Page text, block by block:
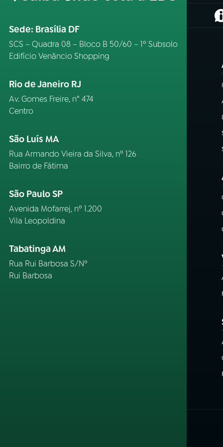
Sede: Brasília DF
SCS – Quadra 08 – Bloco B 50/60 – 1º Subsolo
Edifício Venâncio Shopping
Rio de Janeiro RJ
Av. Gomes Freire, n° 474
Centro
São Luís MA
Rua Armando Vieira da Silva, nº 126
Bairro de Fátima
São Paulo SP
Avenida Mofarrej, nº 1.200
Vila Leopoldina
Tabatinga AM
Rua Rui Barbosa S/Nº
Rui Barbosa